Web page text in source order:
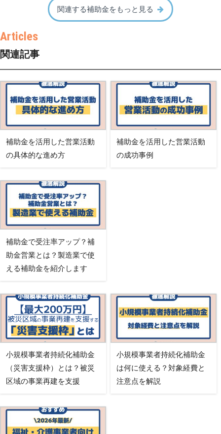
関連する補助金をもっと見る
関連記事
補助金を活用した営業活動
の具体的な進め方
補助金を活用した営業活動
の成功事例
補助金で受注率アップ？補
助金営業とは？製造業で使
える補助金を紹介します
小規模事業者持続化補助金
（災害支援枠）とは？被災
区域の事業再建を支援
小規模事業者持続化補助金
は何に使える？対象経費と
注意点を解説